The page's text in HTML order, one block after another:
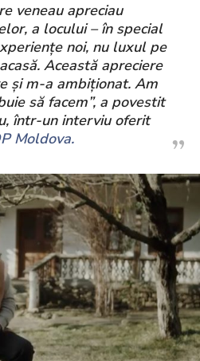
veneau apreciau
a locului – în special
noi, nu luxul pe
Această apreciere
și m-a ambiționat. Am
să facem”, a povestit
într-un interviu oferit
Moldova.